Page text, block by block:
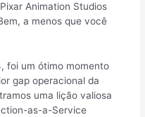
Animation Studios
a menos que você
, foi um ótimo momento
gap operacional da
uma lição valiosa
as-a-Service